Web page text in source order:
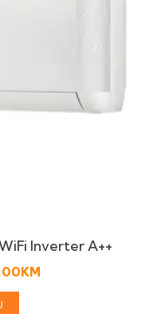
Inverter A++
KM